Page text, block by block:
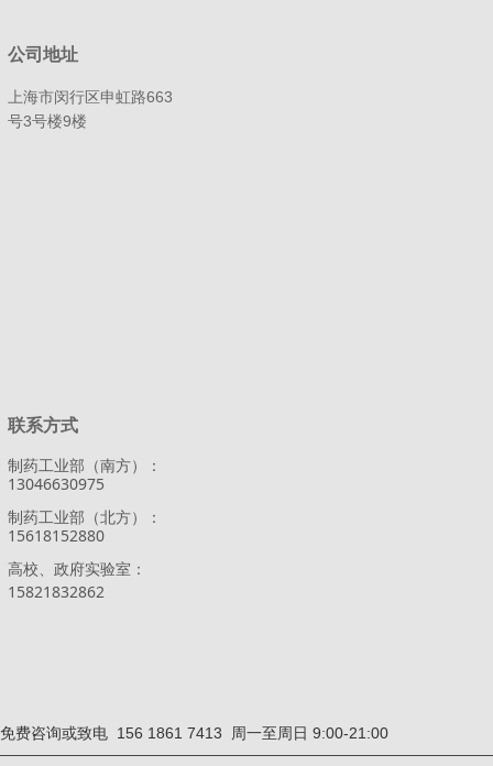
公司地址
上海市闵行区申虹路663
号3号楼9楼
联系方式
制药工业部（南方）：
13046630975
制药工业部（北方）：
15618152880
高校、政府实验室：
15821832862
免费咨询或致电 156 1861 7413 周一至周日 9:00-21:00